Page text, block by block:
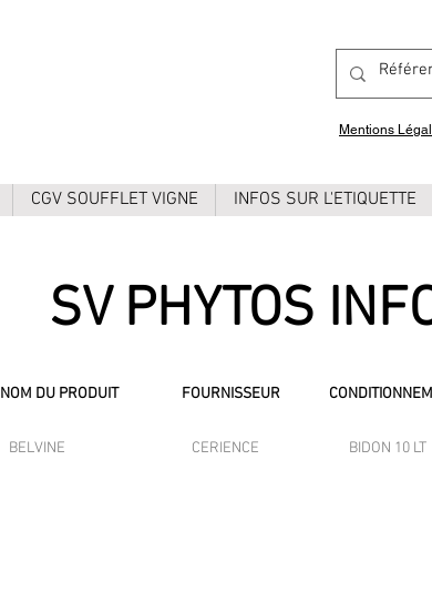
Mentions
CGV SOUFFLET VIGNE INFOS SUR L'ETIQUETTE
SV PHYTOS
NOM DU PRODUIT FOURNISSEUR
BELVINE CERIENCE BIDON 10 LT